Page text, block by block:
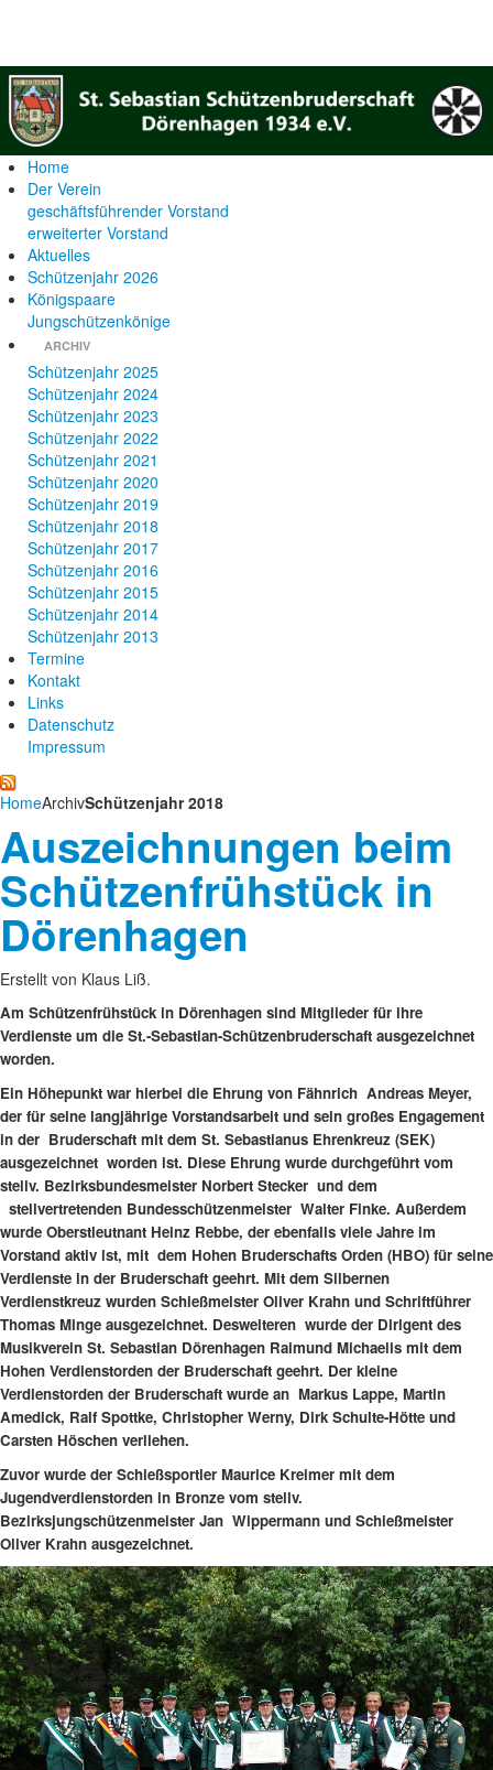
Home
Der Verein
geschäftsführender Vorstand
erweiterter Vorstand
Aktuelles
Schützenjahr 2026
Königspaare
Jungschützenkönige
ARCHIV
Schützenjahr 2025
Schützenjahr 2024
Schützenjahr 2023
Schützenjahr 2022
Schützenjahr 2021
Schützenjahr 2020
Schützenjahr 2019
Schützenjahr 2018
Schützenjahr 2017
Schützenjahr 2016
Schützenjahr 2015
Schützenjahr 2014
Schützenjahr 2013
Termine
Kontakt
Links
Datenschutz
Impressum
HomeArchivSchützenjahr 2018
Auszeichnungen beim
Schützenfrühstück in
Dörenhagen
Erstellt von Klaus Liß.
Am Schützenfrühstück in Dörenhagen sind Mitglieder für ihre
Verdienste um die St.-Sebastian-Schützenbruderschaft ausgezeichnet
worden.
Ein Höhepunkt war hierbei die Ehrung von Fähnrich Andreas Meyer,
der für seine langjährige Vorstandsarbeit und sein großes Engagement
in der Bruderschaft mit dem St. Sebastianus Ehrenkreuz (SEK)
ausgezeichnet worden ist. Diese Ehrung wurde durchgeführt vom
stellv. Bezirksbundesmeister Norbert Stecker und dem
stellvertretenden Bundesschützenmeister Walter Finke. Außerdem
wurde Oberstleutnant Heinz Rebbe, der ebenfalls viele Jahre im
Vorstand aktiv ist, mit dem Hohen Bruderschafts Orden (HBO) für seine
Verdienste in der Bruderschaft geehrt. Mit dem Silbernen
Verdienstkreuz wurden Schießmeister Oliver Krahn und Schriftführer
Thomas Minge ausgezeichnet. Desweiteren wurde der Dirigent des
Musikverein St. Sebastian Dörenhagen Raimund Michaelis mit dem
Hohen Verdienstorden der Bruderschaft geehrt. Der kleine
Verdienstorden der Bruderschaft wurde an Markus Lappe, Martin
Amedick, Ralf Spottke, Christopher Werny, Dirk Schulte-Hötte und
Carsten Höschen verliehen.
Zuvor wurde der Schießsportler Maurice Kreimer mit dem
Jugendverdienstorden in Bronze vom stellv.
Bezirksjungschützenmeister Jan Wippermann und Schießmeister
Oliver Krahn ausgezeichnet.